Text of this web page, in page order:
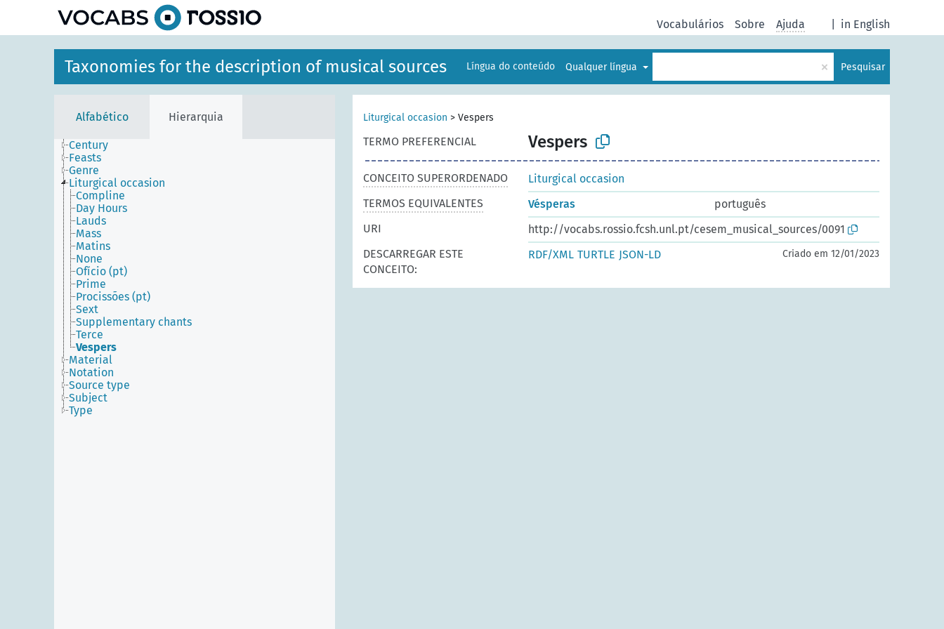
in English
Vocabulários Sobre Ajuda
Taxonomies for the description of musical sources Língua do conteúdo Qualquer língua × Pesquisar
Alfabético Hierarquia
Century
Feasts
Genre
Liturgical occasion
Compline
Day Hours
Lauds
Mass
Matins
None
Ofício (pt)
Prime
Procissões (pt)
Sext
Supplementary chants
Terce
Vespers
Material
Notation
Source type
Subject
Type
Liturgical occasion > Vespers
TERMO PREFERENCIAL Vespers
CONCEITO SUPERORDENADO
Liturgical occasion
TERMOS EQUIVALENTES
Vésperas
português
URI
http://vocabs.rossio.fcsh.unl.pt/cesem_musical_sources/0091
DESCARREGAR ESTE
CONCEITO:
RDF/XML TURTLE JSON-LD Criado em 12/01/2023